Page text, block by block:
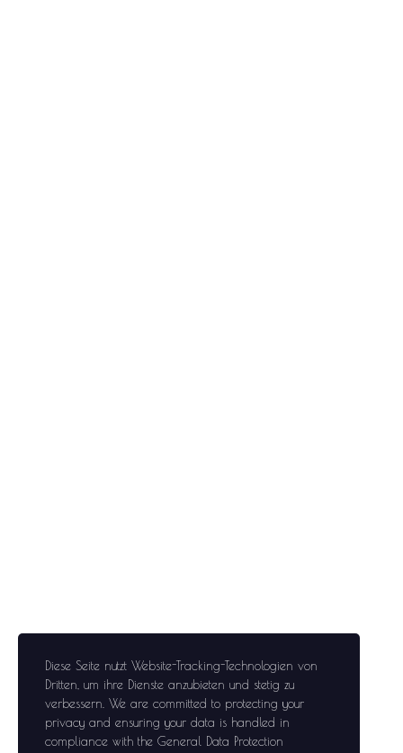
Diese Seite nutzt Website-Tracking-Technologien von
Dritten, um ihre Dienste anzubieten und stetig zu
verbessern . We are committed to protecting your
privacy and ensuring your data is handled in
compliance with the General Data Protection